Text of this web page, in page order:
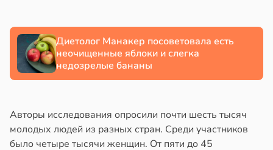
Диетолог Манакер посоветовала есть
неочищенные яблоки и слегка
недозрелые бананы
Авторы исследования опросили почти шесть тысяч
молодых людей из разных стран. Среди участников
было четыре тысячи женщин. От пяти до 45